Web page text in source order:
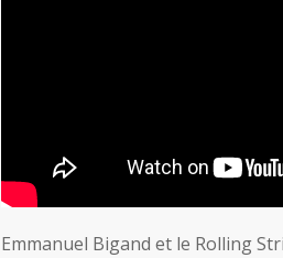
Emmanuel Bigand et le Rolling